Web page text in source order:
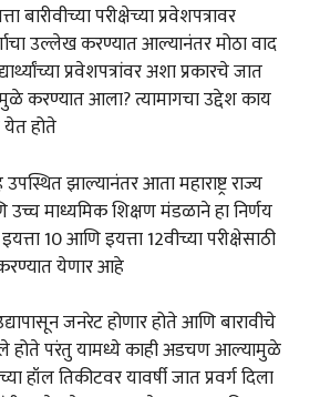
बारीवीच्या परीक्षेच्या प्रवेशपत्रावर
उल्लेख करण्यात आल्यानंतर मोठा वाद
प्रवेशपत्रांवर अशा प्रकारचे जात
करण्यात आला? त्यामागचा उद्देश काय
होते
उपस्थित झाल्यानंतर आता महाराष्ट्र राज्य
माध्यमिक शिक्षण मंडळाने हा निर्णय
10 आणि इयत्ता 12वीच्या परीक्षेसाठी
करण्यात येणार आहे
जनरेट होणार होते आणि बारावीचे
होते परंतु यामध्ये काही अडचण आल्यामुळे
हॉल तिकीटवर यावर्षी जात प्रवर्ग दिला